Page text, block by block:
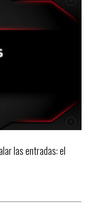
las entradas: el